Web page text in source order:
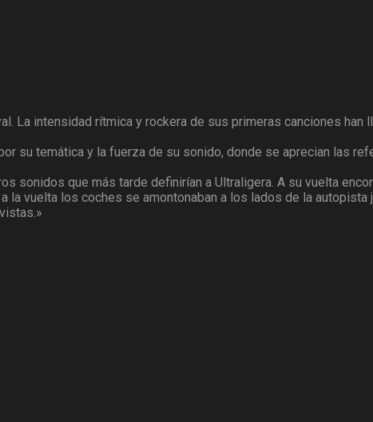
La intensidad rítmica y rockera de sus primeras canciones han
su temática y la fuerza de su sonido, donde se aprecian las
sonidos que más tarde definirían a Ultraligera. A su vuelta
vuelta los coches se amontonaban a los lados de la autopista